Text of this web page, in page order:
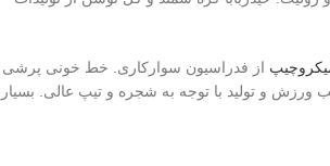
از فدراسیون سوارکاری. خط خونی پرشی
و تولید با توجه به شجره و تیپ عالی. بسیار